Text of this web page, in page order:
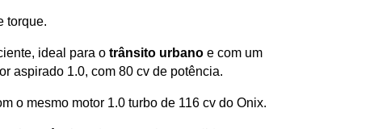
torque.
ideal para o trânsito urbano e com um
aspirado 1.0, com 80 cv de potência.
o mesmo motor 1.0 turbo de 116 cv do Onix.